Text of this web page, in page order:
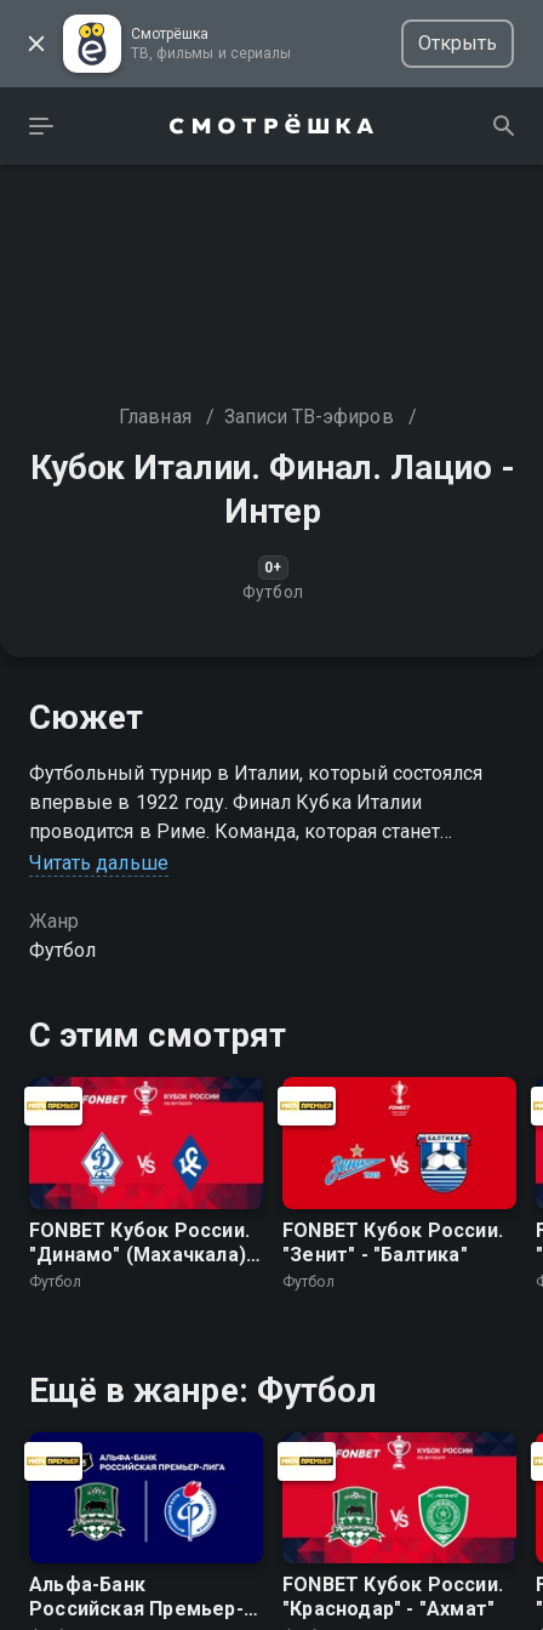
Смотрёшка
ТВ, фильмы и сериалы
Открыть
Главная / Записи ТВ-эфиров /
Кубок Италии. Финал. Лацио -
Интер
0+
Футбол
Сюжет
Футбольный турнир в Италии, который состоялся
впервые в 1922 году. Финал Кубка Италии
проводится в Риме. Команда, которая станет
десятикратным обладателем Кубка Италии, имеет
серебряную звезду
Читать дальше
Жанр
Футбол
С этим смотрят
FONBET Кубок России.
"Динамо" (Махачкала) -
"Крылья Советов"
Футбол
FONBET Кубок России.
"Зенит" - "Балтика"
Футбол
Ещё в жанре: Футбол
Альфа-Банк
Российская Премьер-
FONBET Кубок России.
"Краснодар" - "Ахмат"